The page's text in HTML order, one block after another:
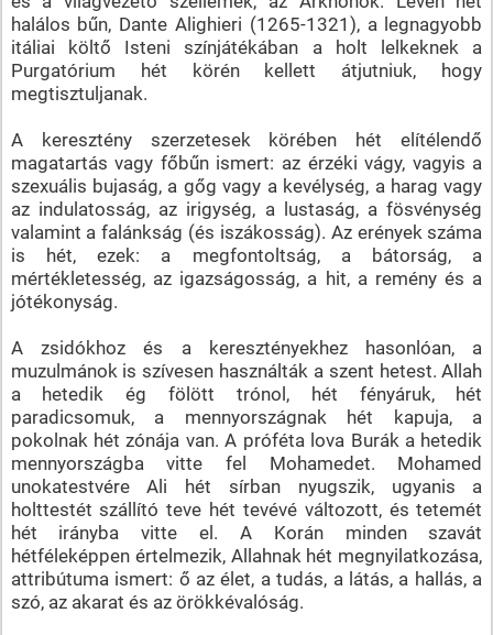
halálos bűn, Dante Alighieri (1265-1321), a legnagyobb
itáliai költő Isteni színjátékában a holt lelkeknek a
Purgatórium hét körén kellett átjutniuk, hogy
megtisztuljanak.
A keresztény szerzetesek körében hét elítélendő
magatartás vagy főbűn ismert: az érzéki vágy, vagyis a
szexuális bujaság, a gőg vagy a kevélység, a harag vagy
az indulatosság, az irigység, a lustaság, a fösvénység
valamint a falánkság (és iszákosság). Az erények száma
is hét, ezek: a megfontoltság, a bátorság, a
mértékletesség, az igazságosság, a hit, a remény és a
jótékonyság.
A zsidókhoz és a keresztényekhez hasonlóan, a
muzulmánok is szívesen használták a szent hetest. Allah
a hetedik ég fölött trónol, hét fényáruk, hét
paradicsomuk, a mennyországnak hét kapuja, a
pokolnak hét zónája van. A próféta lova Burák a hetedik
mennyországba vitte fel Mohamedet. Mohamed
unokatestvére Ali hét sírban nyugszik, ugyanis a
holttestét szállító teve hét tevévé változott, és tetemét
hét irányba vitte el. A Korán minden szavát
hétféleképpen értelmezik, Allahnak hét megnyilatkozása,
attribútuma ismert: ő az élet, a tudás, a látás, a hallás, a
szó, az akarat és az örökkévalóság.